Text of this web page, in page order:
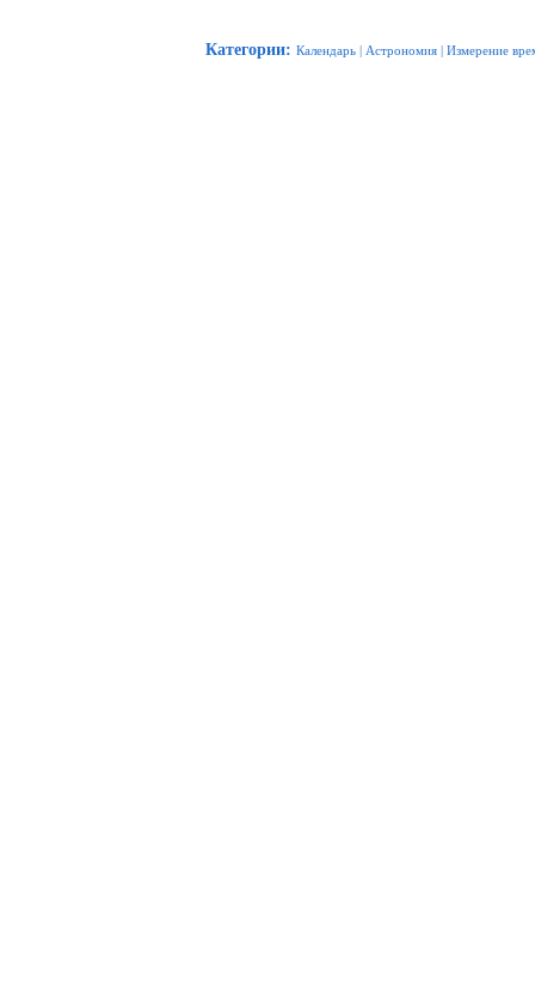
Категории: Календарь Астрономия Измерение